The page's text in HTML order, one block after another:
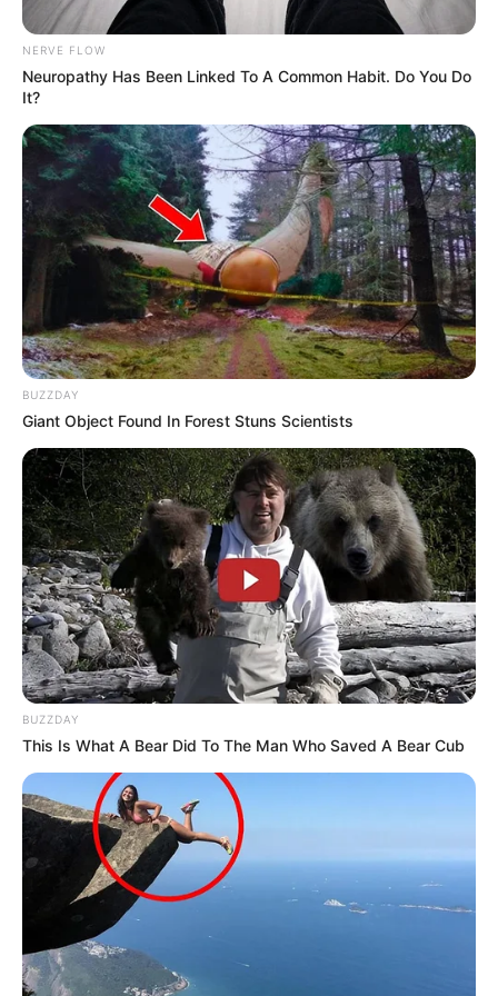
PRESIDENCIA DE LA REPÚBLICA
Los retos del nuevo presidente de
Colombia para el periodo 2026-2030:
seguridad, economía y salud
VIOLENCIA
En Tolima advierten
aumento de violencia
mujeres: varias alcaldesas
han sido víctimas
ANTIOQUIA
Concejal y funcionaria se
habrían ido a los golpes en
pleno parque de Carolina
del Príncipe por
diferencias políticas
POLÍTICA
NERVE FLOW
Neuropathy Has Been Linked To A Common Habit. Do You Do
It?
BUZZDAY
Giant Object Found In Forest Stuns Scientists
BUZZDAY
This Is What A Bear Did To The Man Who Saved A Bear Cub